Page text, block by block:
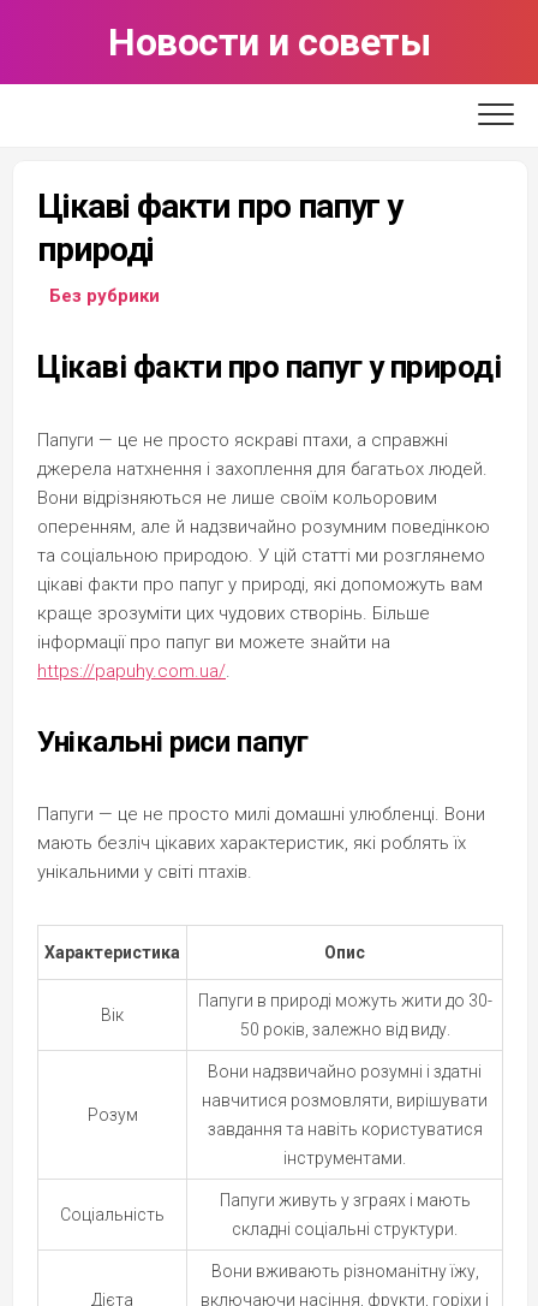
Новости и советы
Цікаві факти про папуг у
природі
Без рубрики
Цікаві факти про папуг у природі
Папуги — це не просто яскраві птахи, а справжні
джерела натхнення і захоплення для багатьох людей.
Вони відрізняються не лише своїм кольоровим
оперенням, але й надзвичайно розумним поведінкою
та соціальною природою. У цій статті ми розглянемо
цікаві факти про папуг у природі, які допоможуть вам
краще зрозуміти цих чудових створінь. Більше
інформації про папуг ви можете знайти на
https://papuhy.com.ua/.
Унікальні риси папуг
Папуги — це не просто милі домашні улюбленці. Вони
мають безліч цікавих характеристик, які роблять їх
унікальними у світі птахів.
Характеристика Опис
Вік
Папуги в природі можуть жити до 30-
50 років, залежно від виду.
Розум
Вони надзвичайно розумні і здатні
навчитися розмовляти, вирішувати
завдання та навіть користуватися
інструментами.
Соціальність
Папуги живуть у зграях і мають
складні соціальні структури.
Дієта
Вони вживають різноманітну їжу,
включаючи насіння, фрукти, горіхи і